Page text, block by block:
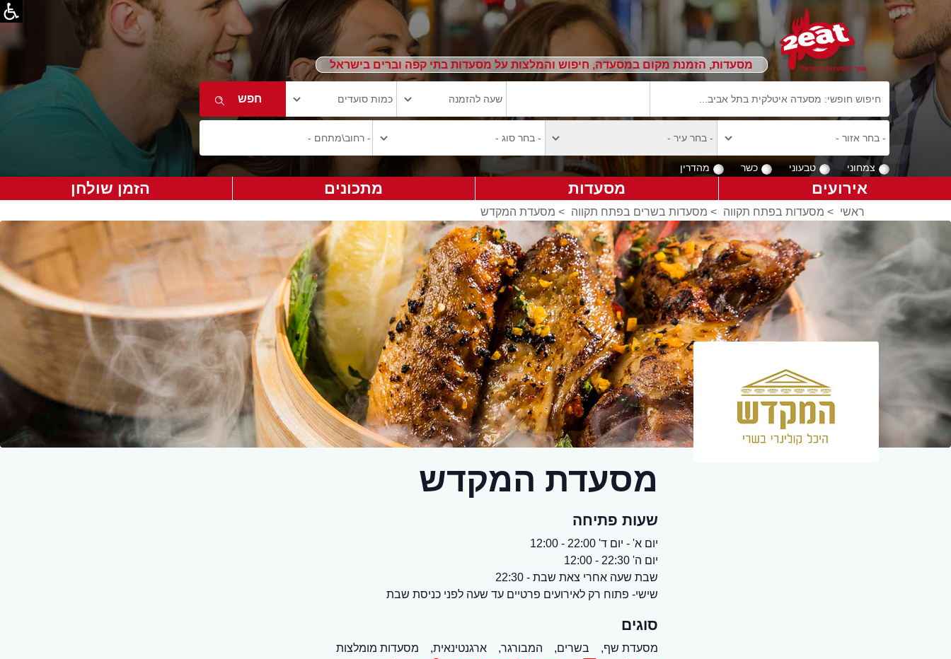
מסעדות, הזמנת מקום במסעדה, חיפוש והמלצות על מסעדות בתי קפה וברים בישראל
צמחוני טבעוני כשר מהדרין
אירועים מסעדות מתכונים הזמן שולחן
ראשי > מסעדות בפתח תקווה > מסעדות בשרים בפתח תקווה > מסעדת המקדש
מסעדת המקדש
שעות פתיחה
יום א' - יום ד' 22:00 - 12:00
יום ה' 22:30 - 12:00
שבת שעה אחרי צאת שבת - 22:30
שישי- פתוח רק לאירועים פרטיים עד שעה לפני כניסת שבת
סוגים
מסעדת שף, בשרים, המבורגר, ארגנטינאית,
מסעדות מומלצות